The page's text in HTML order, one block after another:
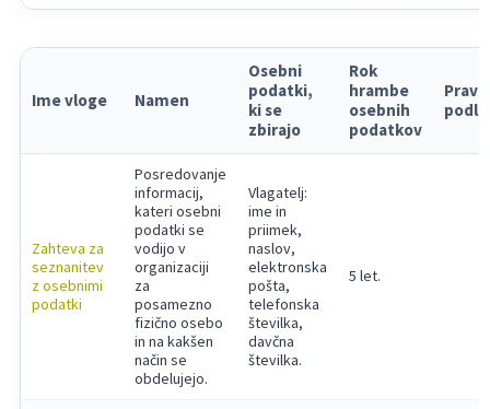
Ime vloge Namen
Osebni
podatki,
ki se
zbirajo
Rok
hrambe
osebnih
podatkov
Zahteva za
seznanitev
z osebnimi
podatki
Posredovanje
informacij,
kateri osebni
podatki se
vodijo v
organizaciji
za
posamezno
fizično osebo
in na kakšen
način se
obdelujejo.
Vlagatelj:
ime in
priimek,
naslov,
elektronska
pošta,
telefonska
številka,
davčna
številka.
5 let.